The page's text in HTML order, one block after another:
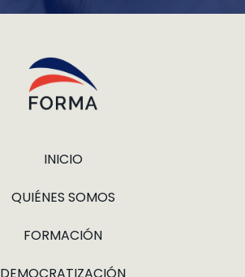
INICIO
QUIÉNES SOMOS
FORMACIÓN
DEMOCRATIZACIÓN